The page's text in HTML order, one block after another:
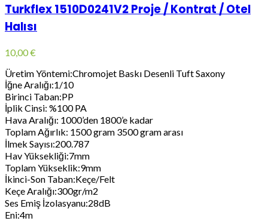
Turkflex 1510D0241V2 Proje / Kontrat / Otel
Halısı
10,00€
Üretim Yöntemi:Chromojet Baskı Desenli Tuft Saxony
İğne Aralığı:1/10
Birinci Taban:PP
İplik Cinsi: %100 PA
Hava Aralığı: 1000’den 1800’e kadar
Toplam Ağırlık: 1500 gram 3500 gram arası
İlmek Sayısı:200.787
Hav Yüksekliği:7mm
Toplam Yükseklik:9mm
İkinci-Son Taban:Keçe/Felt
Keçe Aralığı:300gr/m2
Ses Emiş İzolasyanu:28dB
Eni:4m